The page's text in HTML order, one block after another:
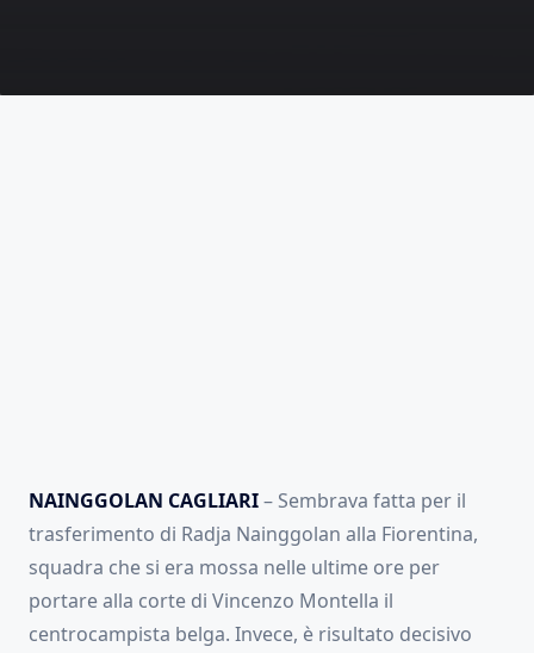
NAINGGOLAN CAGLIARI– Sembrava fatta per il
trasferimento di Radja Nainggolan alla Fiorentina,
squadra che si era mossa nelle ultime ore per
portare alla corte di Vincenzo Montella il
centrocampista belga. Invece, è risultato decisivo